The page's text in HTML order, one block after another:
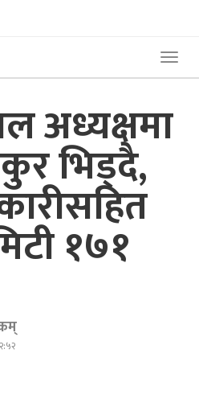
अध्यक्षमा
भिड्दै,
१७१